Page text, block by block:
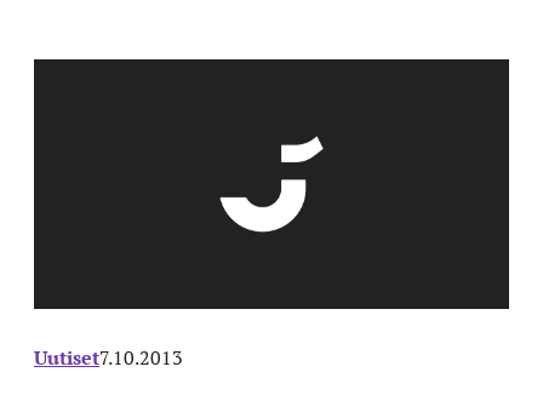
Uutiset7.10.2013